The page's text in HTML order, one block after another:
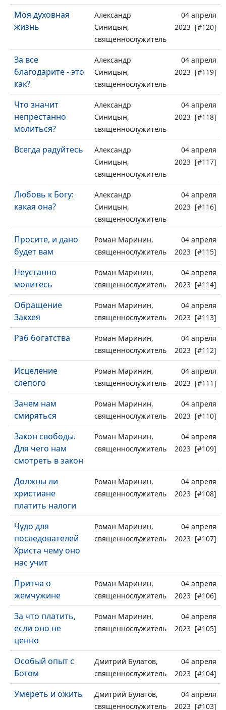
Моя духовная
жизнь
Александр
Синицын,
священнослужитель
04 апреля
2023 [#120]
За все
благодарите - это
как?
Александр
Синицын,
священнослужитель
04 апреля
2023 [#119]
Что значит
непрестанно
молиться?
Александр
Синицын,
священнослужитель
04 апреля
2023 [#118]
Всегда радуйтесь
Александр
Синицын,
священнослужитель
04 апреля
2023 [#117]
Любовь к Богу:
какая она?
Александр
Синицын,
священнослужитель
04 апреля
2023 [#116]
Просите, и дано
будет вам
Роман Маринин,
священнослужитель
04 апреля
2023 [#115]
Неустанно
молитесь
Роман Маринин,
священнослужитель
04 апреля
2023 [#114]
Обращение
Закхея
Роман Маринин,
священнослужитель
04 апреля
2023 [#113]
Раб богатства
Роман Маринин,
священнослужитель
04 апреля
2023 [#112]
Исцеление
слепого
Роман Маринин,
священнослужитель
04 апреля
2023 [#111]
Зачем нам
смиряться
Роман Маринин,
священнослужитель
04 апреля
2023 [#110]
Закон свободы.
Для чего нам
смотреть в закон
Роман Маринин,
священнослужитель
04 апреля
2023 [#109]
Должны ли
христиане
платить налоги
Роман Маринин,
священнослужитель
04 апреля
2023 [#108]
Чудо для
последователей
Христа чему оно
нас учит
Роман Маринин,
священнослужитель
04 апреля
2023 [#107]
Притча о
жемчужине
Роман Маринин,
священнослужитель
04 апреля
2023 [#106]
За что платить,
если оно не
ценно
Роман Маринин,
священнослужитель
04 апреля
2023 [#105]
Особый опыт с
Богом
Дмитрий Булатов,
священнослужитель
04 апреля
2023 [#104]
Умереть и ожить
Дмитрий Булатов,
священнослужитель
04 апреля
2023 [#103]